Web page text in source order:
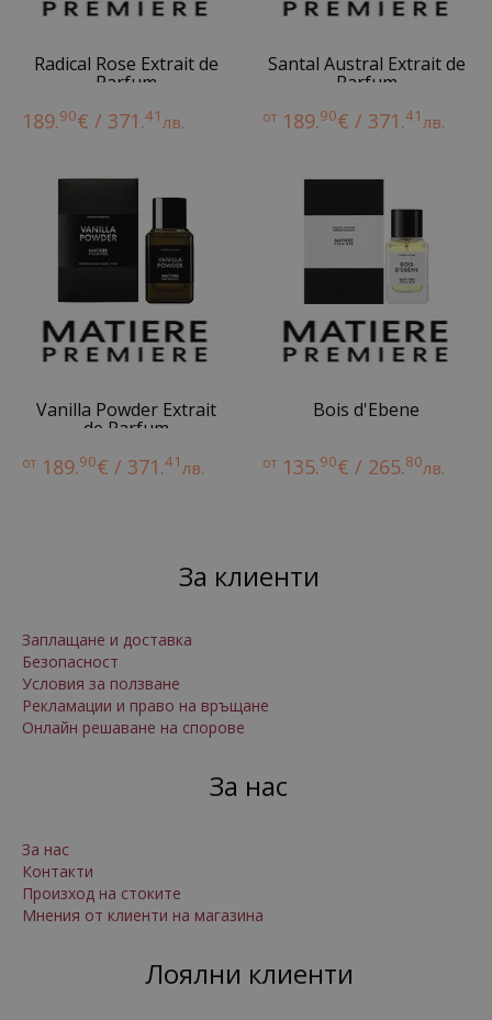
Radical Rose Extrait de
Parfum
189.90€ / 371.41лв.
Santal Austral Extrait de
Parfum
от 189.90€ / 371.41лв.
Vanilla Powder Extrait
de Parfum
от 189.90€ / 371.41лв.
Bois d'Ebene
от 135.90€ / 265.80лв.
За клиенти
Заплащане и доставка
Безопасност
Условия за ползване
Рекламации и право на връщане
Онлайн решаване на спорове
За нас
За нас
Контакти
Произход на стоките
Мнения от клиенти на магазина
Лоялни клиенти